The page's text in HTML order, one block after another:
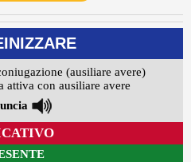
(ausiliare avere)
attiva con ausiliare avere